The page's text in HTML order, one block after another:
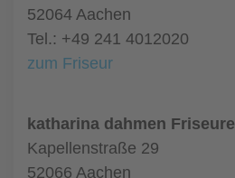
52064 Aachen
Tel.: +49 241 4012020
zum Friseur
katharina dahmen Friseure
Kapellenstraße 29
52066 Aachen